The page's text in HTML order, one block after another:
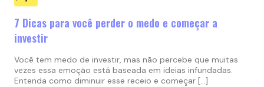
7 Dicas para você perder o medo e começar a
investir
Você tem medo de investir, mas não percebe que muitas
vezes essa emoção está baseada em ideias infundadas.
Entenda como diminuir esse receio e começar […]